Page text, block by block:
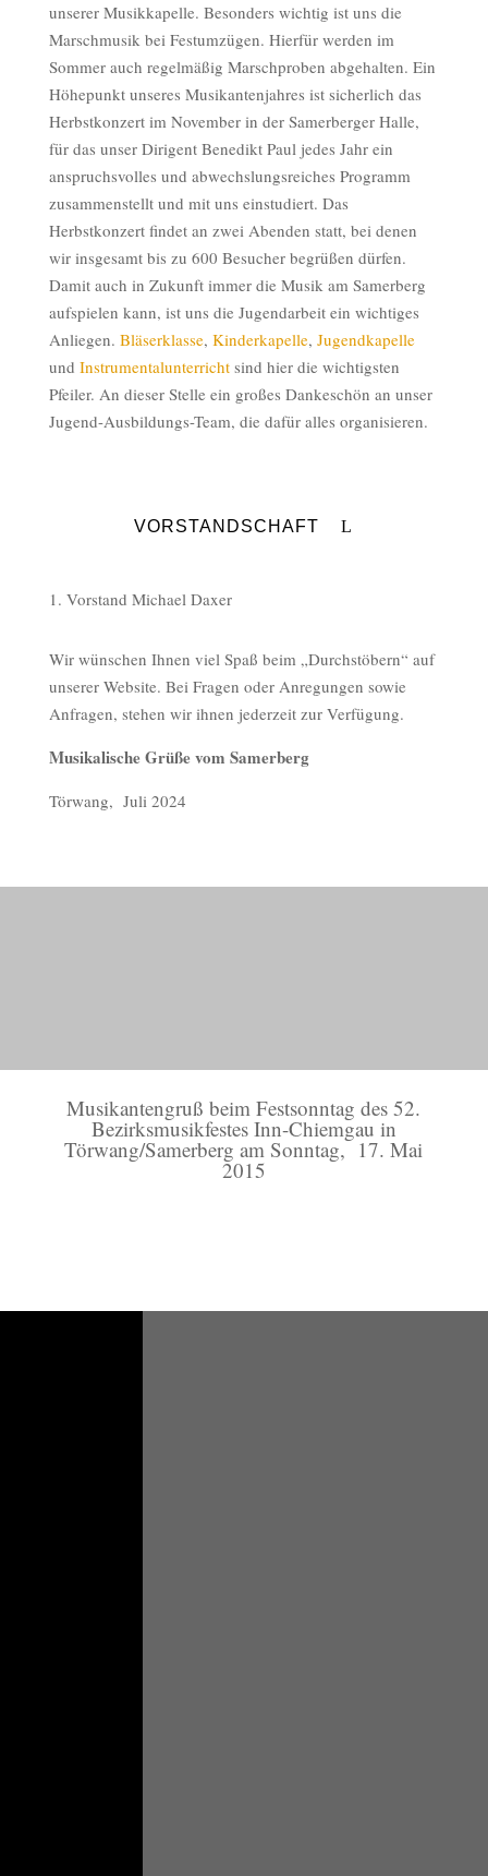
unserer Musikkapelle. Besonders wichtig ist uns die
Marschmusik bei Festumzügen. Hierfür werden im
Sommer auch regelmäßig Marschproben abgehalten. Ein
Höhepunkt unseres Musikantenjahres ist sicherlich das
Herbstkonzert im November in der Samerberger Halle,
für das unser Dirigent Benedikt Paul jedes Jahr ein
anspruchsvolles und abwechslungsreiches Programm
zusammenstellt und mit uns einstudiert. Das
Herbstkonzert findet an zwei Abenden statt, bei denen
wir insgesamt bis zu 600 Besucher begrüßen dürfen.
Damit auch in Zukunft immer die Musik am Samerberg
aufspielen kann, ist uns die Jugendarbeit ein wichtiges
Anliegen. Bläserklasse, Kinderkapelle, Jugendkapelle
und Instrumentalunterrichtsind hier die wichtigsten
Pfeiler. An dieser Stelle ein großes Dankeschön an unser
Jugend-Ausbildungs-Team, die dafür alles organisieren.
VORSTANDSCHAFT
1. Vorstand Michael Daxer
Wir wünschen Ihnen viel Spaß beim „Durchstöbern“ auf
unserer Website. Bei Fragen oder Anregungen sowie
Anfragen, stehen wir ihnen jederzeit zur Verfügung.
Musikalische Grüße vom Samerberg
Törwang, Juli 2024
Musikantengruß beim Festsonntag des 52.
Bezirksmusikfestes Inn-Chiemgau in
Törwang/Samerberg am Sonntag, 17. Mai
2015